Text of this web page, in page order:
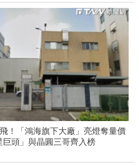
！「鴻海旗下大廠」亮燈奪量價
頭」與晶圓三哥齊入榜